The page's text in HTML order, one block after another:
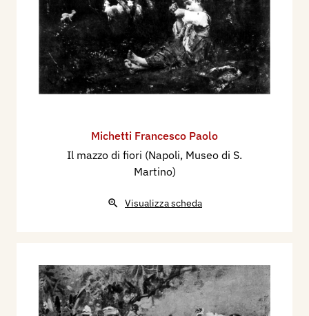
Michetti Francesco Paolo
Il mazzo di fiori (Napoli, Museo di S.
Martino)
Visualizza scheda